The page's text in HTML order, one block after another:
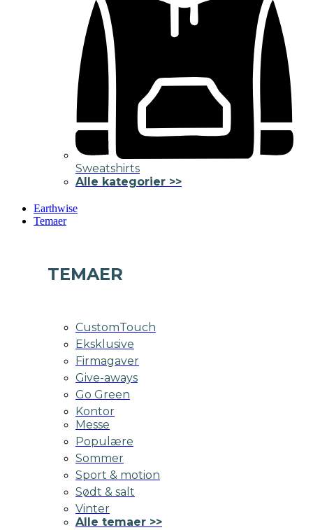
Sweatshirts
Alle kategorier >>
Earthwise
Temaer
TEMAER
CustomTouch
Eksklusive
Firmagaver
Give-aways
Go Green
Kontor
Messe
Populære
Sommer
Sport & motion
Sødt & salt
Vinter
Alle temaer >>